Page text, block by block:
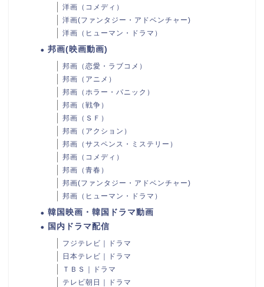
洋画（コメディ）
洋画(ファンタジー・アドベンチャー)
洋画（ヒューマン・ドラマ）
邦画(映画動画)
邦画（恋愛・ラブコメ）
邦画（アニメ）
邦画（ホラー・パニック）
邦画（戦争）
邦画（ＳＦ）
邦画（アクション）
邦画（サスペンス・ミステリー）
邦画（コメディ）
邦画（青春）
邦画(ファンタジー・アドベンチャー)
邦画（ヒューマン・ドラマ）
韓国映画・韓国ドラマ動画
国内ドラマ配信
フジテレビ｜ドラマ
日本テレビ｜ドラマ
ＴＢＳ｜ドラマ
テレビ朝日｜ドラマ